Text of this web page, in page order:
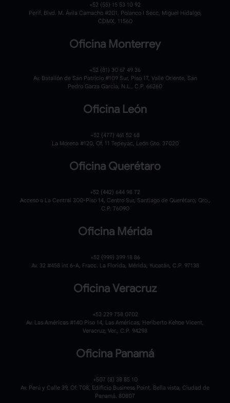
+52 (55) 15 53 10 92
Perif. Blvd. M. Ávila Camacho #201, Polanco I Secc, Miguel Hidalgo,
CDMX, 11560
Oficina Monterrey
+52 (81) 30 67 49 36
Av. Batallón de San Patricio #109 Sur, Piso 17, Valle Oriente, San
Pedro Garza García, N.L., C.P. 66260
Oficina León
+52 (477) 461 52 68
La Morena #120, Of. 11 Tepeyac, León Gto. 37020
Oficina Querétaro
+52 (442) 644 98 72
Acceso a La Central 300-Piso 14, Centro Sur, Santiago de Querétaro, Qro.,
C.P. 76090
Oficina Mérida
+52 (999) 399 18 86
Av. 32 #458 int 6-A, Fracc. La Florida, Mérida, Yucatán, C.P. 97138
Oficina Veracruz
+52 229 758 0702
Av. Las Américas #140 Piso 14, Las Américas, Heriberto Kehoe Vicent,
Veracruz, Ver., C.P. 94298
Oficina Panamá
+507 (8) 38 85 10
Av. Perú y Calle 39, Of. 708, Edificio Business Point. Bella vista, Ciudad de
Panamá. 80807